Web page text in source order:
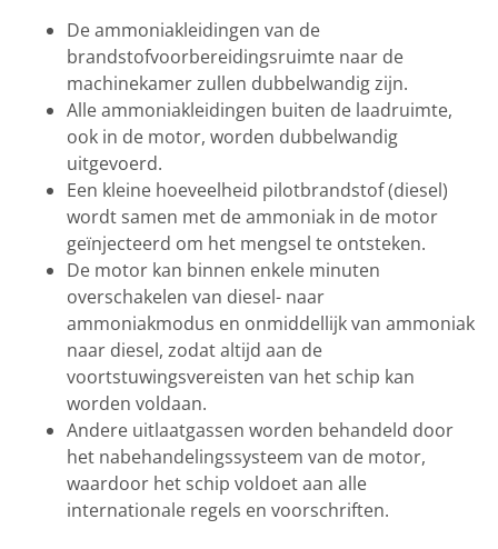
De ammoniakleidingen van de
brandstofvoorbereidingsruimte naar de
machinekamer zullen dubbelwandig zijn.
Alle ammoniakleidingen buiten de laadruimte,
ook in de motor, worden dubbelwandig
uitgevoerd.
Een kleine hoeveelheid pilotbrandstof (diesel)
wordt samen met de ammoniak in de motor
geïnjecteerd om het mengsel te ontsteken.
De motor kan binnen enkele minuten
overschakelen van diesel- naar
ammoniakmodus en onmiddellijk van ammoniak
naar diesel, zodat altijd aan de
voortstuwingsvereisten van het schip kan
worden voldaan.
Andere uitlaatgassen worden behandeld door
het nabehandelingssysteem van de motor,
waardoor het schip voldoet aan alle
internationale regels en voorschriften.